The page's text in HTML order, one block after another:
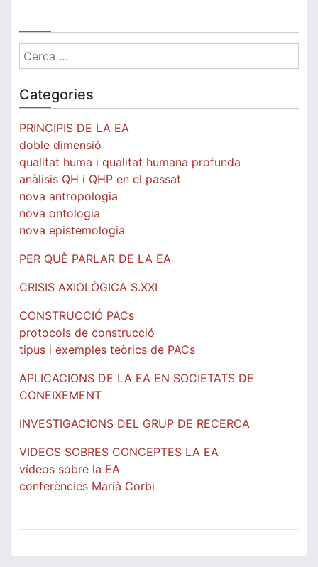
Cerca:
Categories
PRINCIPIS DE LA EA
doble dimensió
qualitat huma i qualitat humana profunda
anàlisis QH i QHP en el passat
nova antropologia
nova ontologia
nova epistemologia
PER QUÈ PARLAR DE LA EA
CRISIS AXIOLÒGICA S.XXI
CONSTRUCCIÓ PACs
protocols de construcció
tipus i exemples teòrics de PACs
APLICACIONS DE LA EA EN SOCIETATS DE
CONEIXEMENT
INVESTIGACIONS DEL GRUP DE RECERCA
VIDEOS SOBRES CONCEPTES LA EA
vídeos sobre la EA
conferències Marià Corbi